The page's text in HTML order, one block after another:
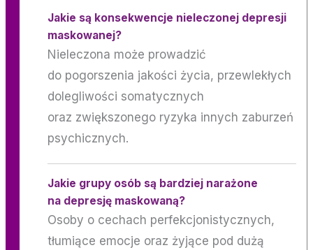
Jakie są konsekwencje nieleczonej depresji
maskowanej?
Nieleczona może prowadzić
do pogorszenia jakości życia, przewlekłych
dolegliwości somatycznych
oraz zwiększonego ryzyka innych zaburzeń
psychicznych.
Jakie grupy osób są bardziej narażone
na depresję maskowaną?
Osoby o cechach perfekcjonistycznych,
tłumiące emocje oraz żyjące pod dużą